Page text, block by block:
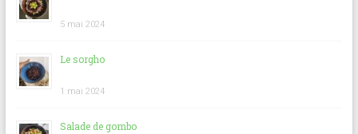
5 mai 2024
Le sorgho
1 mai 2024
Salade de gombo